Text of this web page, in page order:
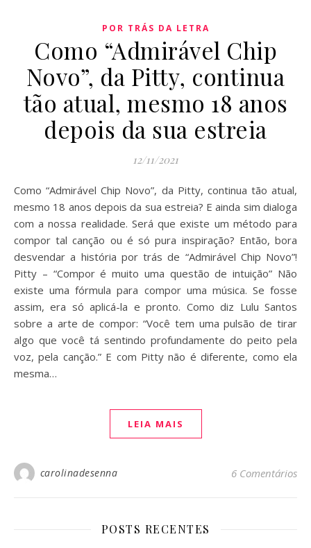
POR TRÁS DA LETRA
Como “Admirável Chip
Novo”, da Pitty, continua
tão atual, mesmo 18 anos
depois da sua estreia
12/11/2021
Como “Admirável Chip Novo”, da Pitty, continua tão atual,
mesmo 18 anos depois da sua estreia? E ainda sim dialoga
com a nossa realidade. Será que existe um método para
compor tal canção ou é só pura inspiração? Então, bora
desvendar a história por trás de “Admirável Chip Novo”!
Pitty – “Compor é muito uma questão de intuição” Não
existe uma fórmula para compor uma música. Se fosse
assim, era só aplicá-la e pronto. Como diz Lulu Santos
sobre a arte de compor: “Você tem uma pulsão de tirar
algo que você tá sentindo profundamente do peito pela
voz, pela canção.” E com Pitty não é diferente, como ela
mesma…
LEIA MAIS
carolinadesenna 6 Comentários
POSTS RECENTES